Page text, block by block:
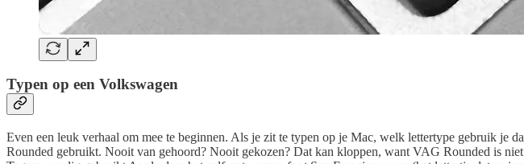
Typen op een Volkswagen
Even een leuk verhaal om mee te beginnen. Als je zit te typen op je Mac, welk lettertype gebruik je
Rounded gebruikt. Nooit van gehoord? Nooit gekozen? Dat kan kloppen, want VAG Rounded is